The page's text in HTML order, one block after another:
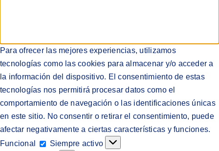
Para ofrecer las mejores experiencias, utilizamos
tecnologías como las cookies para almacenar y/o acceder a
la información del dispositivo. El consentimiento de estas
tecnologías nos permitirá procesar datos como el
comportamiento de navegación o las identificaciones únicas
en este sitio. No consentir o retirar el consentimiento, puede
afectar negativamente a ciertas características y funciones.
Funcional
Funcional
Siempre activo